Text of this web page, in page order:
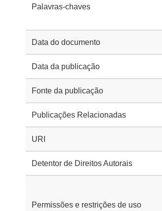
Palavras-chaves
Data do documento
Data da publicação
Fonte da publicação
Publicações Relacionadas
URI
Detentor de Direitos Autorais
Permissões e restrições de uso